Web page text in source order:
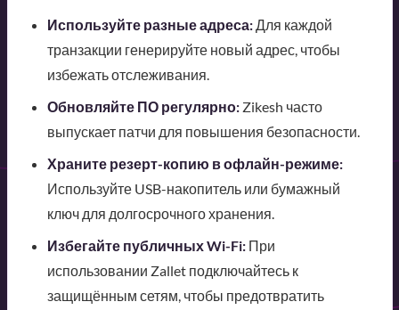
Используйте разные адреса:Для каждой
транзакции генерируйте новый адрес, чтобы
избежать отслеживания.
Обновляйте ПО регулярно:Zikesh часто
выпускает патчи для повышения безопасности.
Храните резерт-копию в офлайн-режиме:
Используйте USB-накопитель или бумажный
ключ для долгосрочного хранения.
Избегайте публичных Wi-Fi:При
использовании Zallet подключайтесь к
защищённым сетям, чтобы предотвратить